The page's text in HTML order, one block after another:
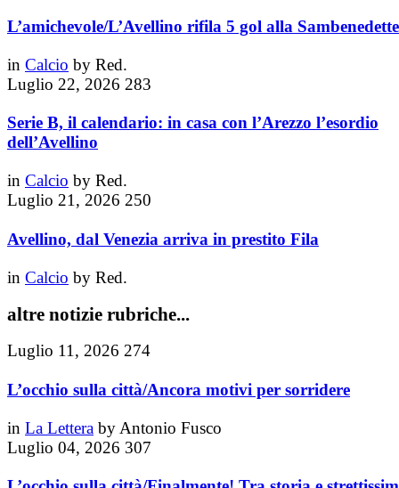
L’amichevole/L’Avellino rifila 5 gol alla
in Calcio by Red.
Luglio 22, 2026 283
Serie B, il calendario: in casa con l’Arezzo l’esordio
dell’Avellino
in Calcio by Red.
Luglio 21, 2026 250
Avellino, dal Venezia arriva in prestito Fila
in Calcio by Red.
altre notizie rubriche...
Luglio 11, 2026 274
L’occhio sulla città/Ancora motivi per sorridere
in La Lettera by Antonio Fusco
Luglio 04, 2026 307